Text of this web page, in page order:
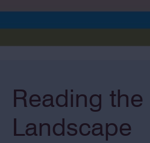
Reading the
Landscape